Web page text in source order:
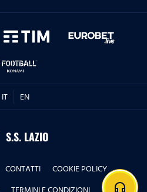
IT EN
S.S. LAZIO
CONTATTI
COOKIE POLICY
headphones